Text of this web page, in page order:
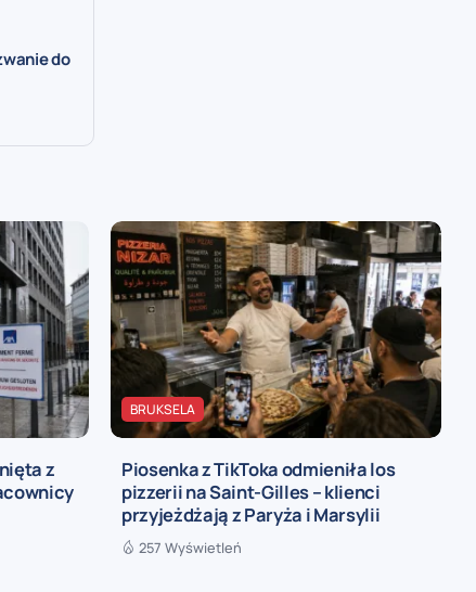
do
z
BRUKSELA
Piosenka z TikToka odmieniła los
pizzerii na Saint-Gilles – klienci
przyjeżdżają z Paryża i Marsylii
257 Wyświetleń